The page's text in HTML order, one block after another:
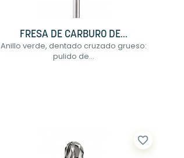
FRESA DE CARBURO DE...
Anillo verde, dentado cruzado grueso:
pulido de...
favorite_border